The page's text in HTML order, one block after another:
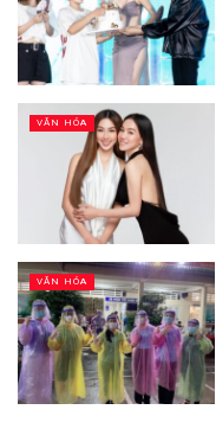
VĂN HÓA
VĂN HÓA